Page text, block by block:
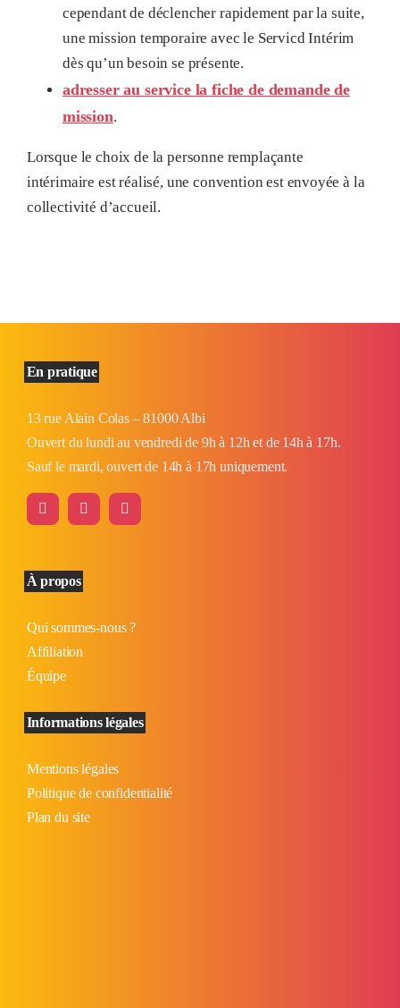
cependant de déclencher rapidement par la suite,
une mission temporaire avec le Servicd Intérim
dès qu’un besoin se présente.
adresser au service la fiche de demande de
mission.
Lorsque le choix de la personne remplaçante
intérimaire est réalisé, une convention est envoyée à la
collectivité d’accueil.
En pratique
13 rue Alain Colas – 81000 Albi
Ouvert du lundi au vendredi de 9h à 12h et de 14h à 17h.
Sauf le mardi, ouvert de 14h à 17h uniquement.
À propos
Qui sommes-nous ?
Affiliation
Équipe
Informations légales
Mentions légales
Politique de confidentialité
Plan du site